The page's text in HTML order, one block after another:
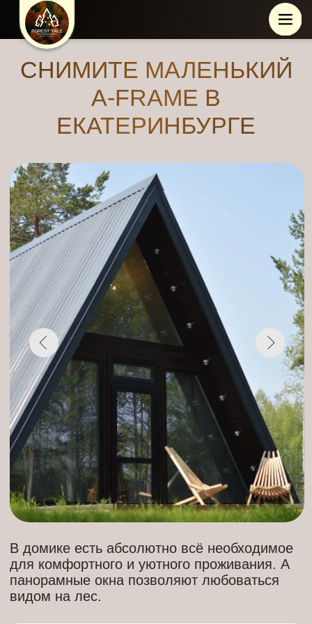
СНИМИТЕ МАЛЕНЬКИЙ
A-FRAME В
ЕКАТЕРИНБУРГЕ
В домике есть абсолютно всё необходимое
для комфортного и уютного проживания. А
панорамные окна позволяют любоваться
видом на лес.
В доме полностью оборудованная кухня, с
посудой для приготовления и сервировки.
Санузел, душевая. Комплекты полотенец
на каждого гостя.
Спальный диван на первом этаже и
открытым панорамным видом.
Уютная гостиная, где и происходят все
главные действия. Есть подвесной гамак-
кресло.
Домик рассчитан